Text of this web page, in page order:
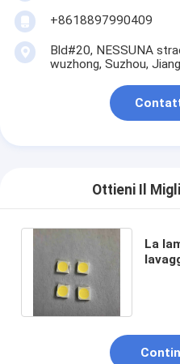
+8618897990409
Bld#20, NESSUNA
wuzhong, Suzhou,
Ottieni Il
La